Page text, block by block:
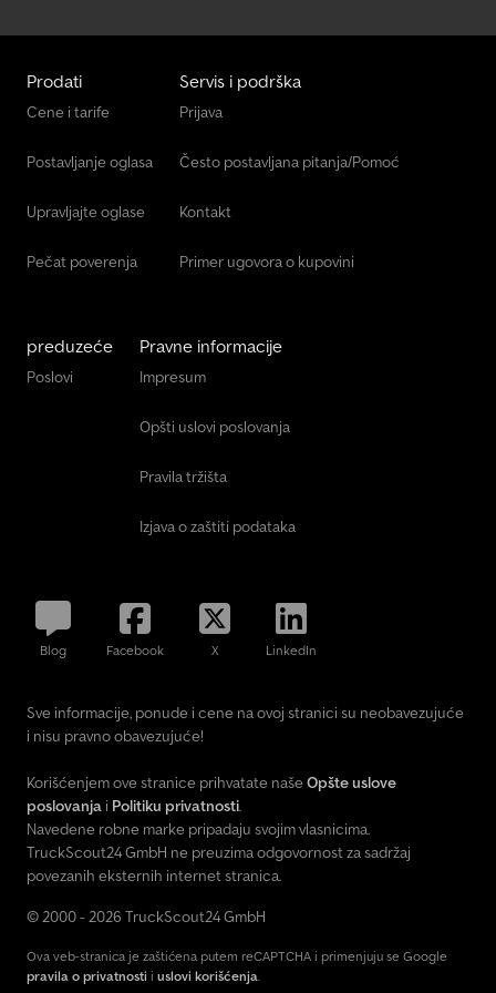
Prodati
Cene i tarife
Postavljanje oglasa
Upravljajte oglase
Pečat poverenja
Servis i podrška
Prijava
Često postavljana pitanja/Pomoć
Kontakt
Primer ugovora o kupovini
preduzeće
Poslovi
Pravne informacije
Impresum
Opšti uslovi poslovanja
Pravila tržišta
Izjava o zaštiti podataka
Blog Facebook X LinkedIn
Sve informacije, ponude i cene na ovoj stranici su neobavezujuće
i nisu pravno obavezujuće!
Korišćenjem ove stranice prihvatate naše Opšte uslove
poslovanja i Politiku privatnosti.
Navedene robne marke pripadaju svojim vlasnicima.
TruckScout24 GmbH ne preuzima odgovornost za sadržaj
povezanih eksternih internet stranica.
© 2000 - 2026 TruckScout24 GmbH
Ova veb-stranica je zaštićena putem reCAPTCHA i primenjuju se Google
pravila o privatnosti i uslovi korišćenja